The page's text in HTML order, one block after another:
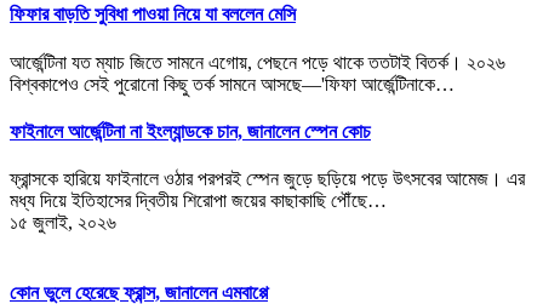
ফিফার বাড়তি সুবিধা পাওয়া নিয়ে যা বললেন মেসি
আর্জেন্টিনা যত ম্যাচ জিতে সামনে এগোয়, পেছনে পড়ে থাকে ততটাই বিতর্ক। ২০২৬
বিশ্বকাপেও সেই পুরোনো কিছু তর্ক সামনে আসছে—'ফিফা আর্জেন্টিনাকে…
ফাইনালে আর্জেন্টিনা না ইংল্যান্ডকে চান, জানালেন স্পেন কোচ
ফ্রান্সকে হারিয়ে ফাইনালে ওঠার পরপরই স্পেন জুড়ে ছড়িয়ে পড়ে উৎসবের আমেজ। এর
মধ্য দিয়ে ইতিহাসের দ্বিতীয় শিরোপা জয়ের কাছাকাছি পৌঁছে…
১৫ জুলাই, ২০২৬
কোন ভুলে হেরেছে ফ্রান্স, জানালেন এমবাপ্পে